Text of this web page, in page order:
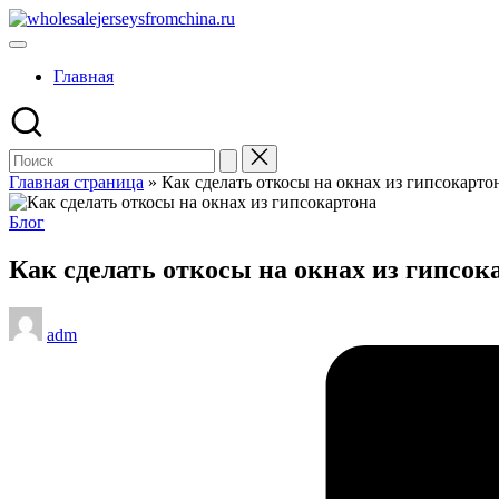
Перейти
к
Главная
Главная страница » Как сделать откосы на окнах из
Опубликовано
Блог
Как сделать откосы на окнах из
Запись
от
adm